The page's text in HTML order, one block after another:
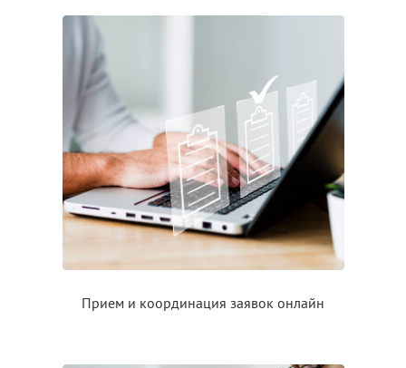
Прием и координация заявок онлайн